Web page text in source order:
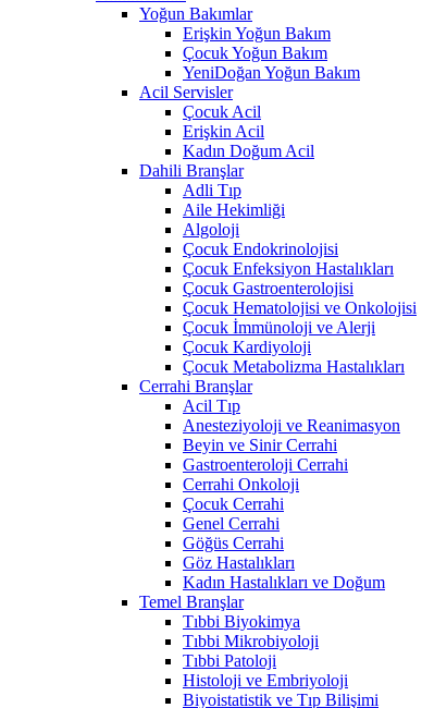
Yoğun Bakımlar
Erişkin Yoğun Bakım
Çocuk Yoğun Bakım
YeniDoğan Yoğun Bakım
Acil Servisler
Çocuk Acil
Erişkin Acil
Kadın Doğum Acil
Dahili Branşlar
Adli Tıp
Aile Hekimliği
Algoloji
Çocuk Endokrinolojisi
Çocuk Enfeksiyon Hastalıkları
Çocuk Gastroenterolojisi
Çocuk Hematolojisi ve Onkolojisi
Çocuk İmmünoloji ve Alerji
Çocuk Kardiyoloji
Çocuk Metabolizma Hastalıkları
Cerrahi Branşlar
Acil Tıp
Anesteziyoloji ve Reanimasyon
Beyin ve Sinir Cerrahi
Gastroenteroloji Cerrahi
Cerrahi Onkoloji
Çocuk Cerrahi
Genel Cerrahi
Göğüs Cerrahi
Göz Hastalıkları
Kadın Hastalıkları ve Doğum
Temel Branşlar
Tıbbi Biyokimya
Tıbbi Mikrobiyoloji
Tıbbi Patoloji
Histoloji ve Embriyoloji
Biyoistatistik ve Tıp Bilişimi